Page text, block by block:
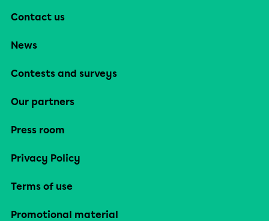
Contact us
News
Contests and surveys
Our partners
Press room
Privacy Policy
Terms of use
Promotional material